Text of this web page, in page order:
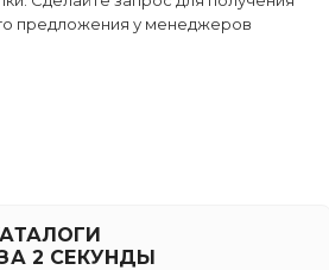
предложения у менеджеров
2 СЕКУНДЫ